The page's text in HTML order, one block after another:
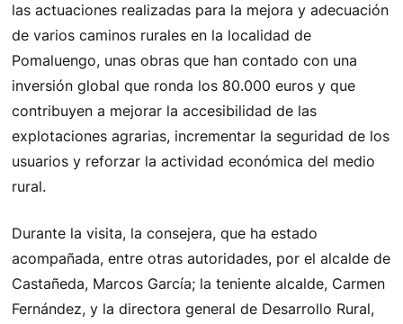
las actuaciones realizadas para la mejora y adecuación
de varios caminos rurales en la localidad de
Pomaluengo, unas obras que han contado con una
inversión global que ronda los 80.000 euros y que
contribuyen a mejorar la accesibilidad de las
explotaciones agrarias, incrementar la seguridad de los
usuarios y reforzar la actividad económica del medio
rural.
Durante la visita, la consejera, que ha estado
acompañada, entre otras autoridades, por el alcalde de
Castañeda, Marcos García; la teniente alcalde, Carmen
Fernández, y la directora general de Desarrollo Rural,